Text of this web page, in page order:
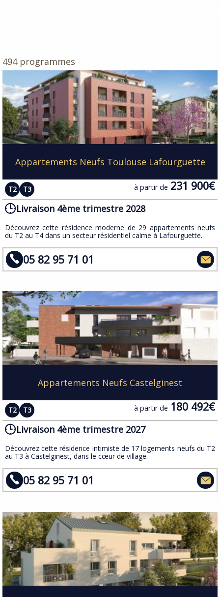
494 programmes
Appartements Neufs Toulouse Lafourguette
T2 T3 à partir de 231 900€
Livraison 4ème trimestre 2028
​Découvrez cette résidence moderne de 29 appartements neufs
du T2 au T4 dans un secteur résidentiel calme à Lafourguette.
05 82 95 71 01
Appartements Neufs Castelginest
T2 T3 à partir de 180 492€
Livraison 4ème trimestre 2027
​Découvrez cette résidence intimiste de 17 logements neufs du T2
au T3 à Castelginest, dans le cœur de village.
05 82 95 71 01